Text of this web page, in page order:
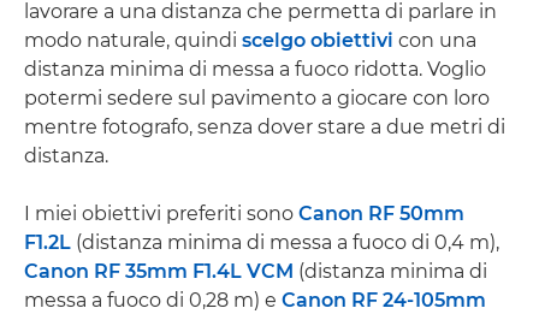
lavorare a una distanza che permetta di parlare in
modo naturale, quindi scelgo obiettivi con una
distanza minima di messa a fuoco ridotta. Voglio
potermi sedere sul pavimento a giocare con loro
mentre fotografo, senza dover stare a due metri di
distanza.
I miei obiettivi preferiti sono Canon RF 50mm
F1.2L (distanza minima di messa a fuoco di 0,4 m),
Canon RF 35mm F1.4L VCM (distanza minima di
messa a fuoco di 0,28 m) e Canon RF 24-105mm